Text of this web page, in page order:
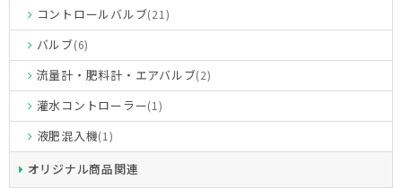
コントロールバルブ(21)
バルブ(6)
流量計・肥料計・エアバルブ(2)
灌水コントローラー(1)
液肥混入機(1)
オリジナル商品関連